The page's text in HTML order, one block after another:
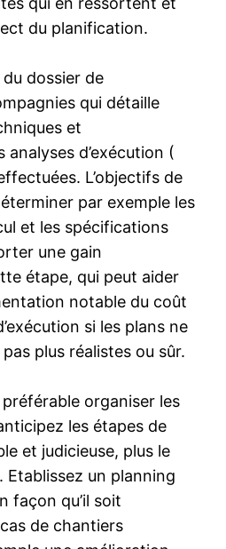
du planification.
dossier de
qui détaille
et
d’exécution (
L’objectifs de
par exemple les
et les spécifications
une gain
étape, qui peut aider
notable du coût
si les plans ne
plus réalistes ou sûr.
organiser les
les étapes de
et judicieuse, plus le
Etablissez un planning
façon qu’il soit
de chantiers